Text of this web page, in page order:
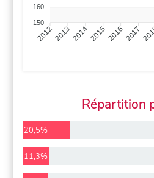
160
150
201220132014201520162017
Répartition
20,5%
11,3%